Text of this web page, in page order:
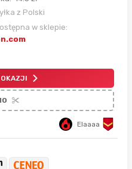
z Polski
w sklepie:
Elaaaa